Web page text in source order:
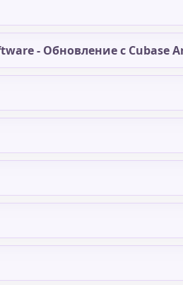
- Обновление с Cubase